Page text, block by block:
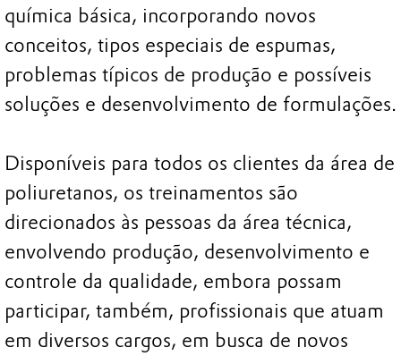
química básica, incorporando novos
conceitos, tipos especiais de espumas,
problemas típicos de produção e possíveis
soluções e desenvolvimento de formulações.
Disponíveis para todos os clientes da área de
poliuretanos, os treinamentos são
direcionados às pessoas da área técnica,
envolvendo produção, desenvolvimento e
controle da qualidade, embora possam
participar, também, profissionais que atuam
em diversos cargos, em busca de novos